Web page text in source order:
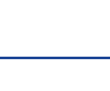
l'homme (CNCDH) alerte sur les